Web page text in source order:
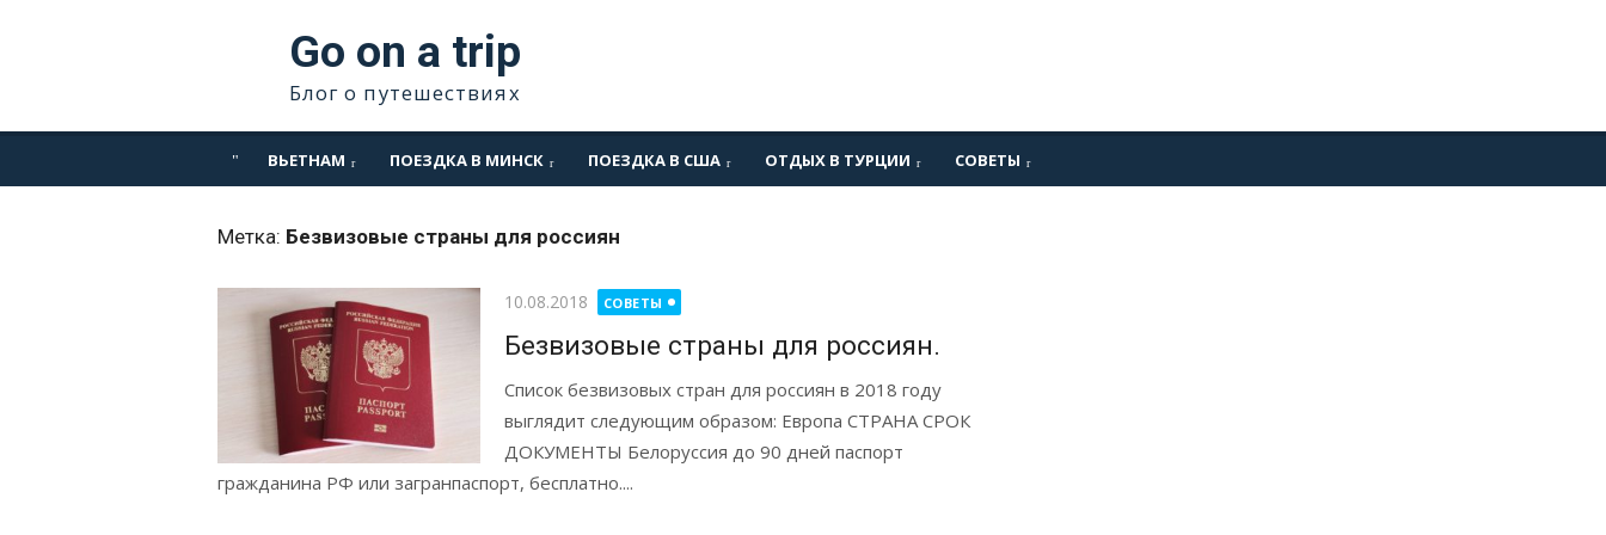
Go on a trip
Блог о путешествиях
ВЬЕТНАМ ПОЕЗДКА В МИНСК ПОЕЗДКА В США ОТДЫХ В ТУРЦИИ СОВЕТЫ
Метка: Безвизовые страны для россиян
Опубликовано
10.08.2018 СОВЕТЫ
Безвизовые страны для россиян.
Список безвизовых стран для россиян в 2018 году
выглядит следующим образом: Европа СТРАНА СРОК
ДОКУМЕНТЫ Белоруссия до 90 дней паспорт
гражданина РФ или загранпаспорт, бесплатно....